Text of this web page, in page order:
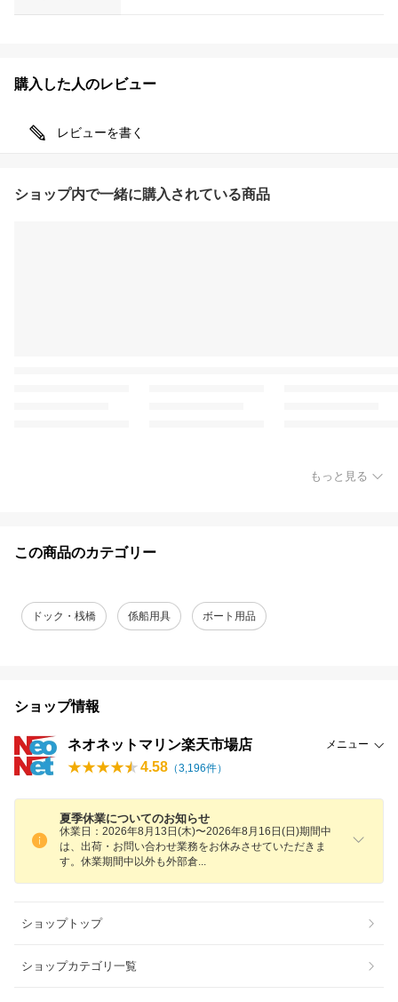
購入した人のレビュー
レビューを書く
ショップ内で一緒に購入されている商品
もっと見る
この商品のカテゴリー
ドック・桟橋 係船用具 ボート用品
ショップ情報
ネオネットマリン楽天市場店 メニュー
4.58 （3,196件）
夏季休業についてのお知らせ
休業日：2026年8月13日(木)〜2026年8月16日(日)期間中
は、出荷・お問い合わせ業務をお休みさせていただきま
す。休業期間中以外も外部倉
ショップトップ
ショップカテゴリ一覧